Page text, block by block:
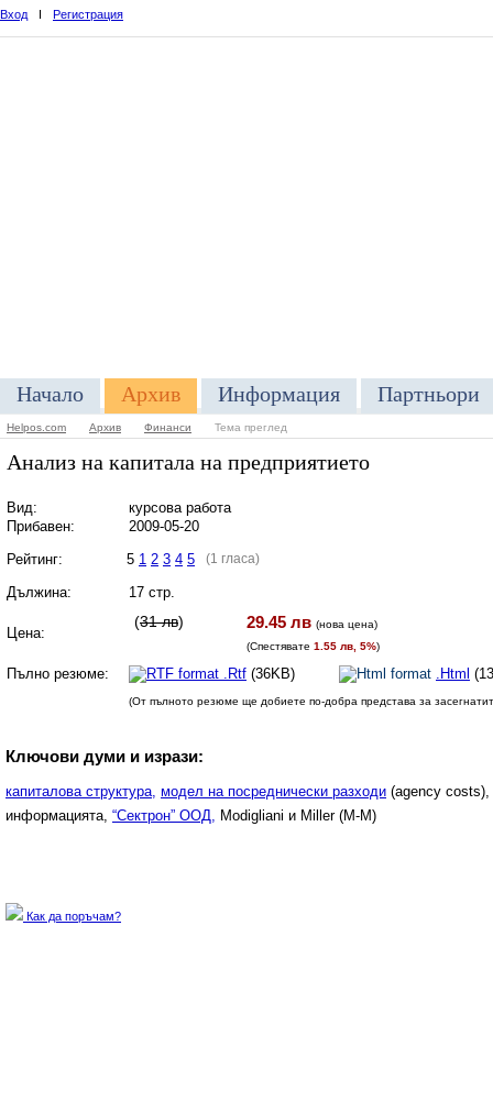
Вход I Регистрация
Начало Архив Информация Партньори
Helpos.com Архив Финанси Тема преглед
Анализ на капитала на предприятието
Вид:
курсова работа
Прибавен:
2009-05-20
Рейтинг:
5 1 2 3 4 5 (1 гласа)
Дължина: 17 стр.
Цена:
(31 лв) 29.45 лв (нова цена)
(Спестявате 1.55 лв, 5%)
Пълно резюме: .Rtf (36KB) .Html
(От пълното резюме ще добиете по-добра представа за
Ключови думи и изрази:
капиталова структура, модел на посреднически разходи (agency
информацията, “Сектрон” ООД, Modigliani и Miller (M-M)
Как да поръчам?